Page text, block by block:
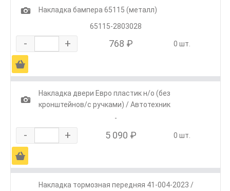
1
Накладка бампера 65115 (металл)
65115-2803028
- + 768 ₽ 0 шт.
Ä
1
Накладка двери Евро пластик н/о (без
кронштейнов/с ручками) / Автотехник
-
- + 5 090 ₽ 0 шт.
Ä
Накладка тормозная передняя 41-004-2023 /